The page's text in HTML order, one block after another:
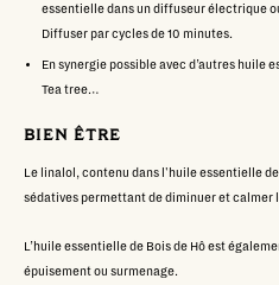
essentielle dans un diffuseur électrique
Diffuser par cycles de 10 minutes.
En synergie possible avec d’autres huile
Tea tree…
BIEN ÊTRE
Le linalol, contenu dans l'huile essentielle
sédatives permettant de diminuer et calmer
L’huile essentielle de Bois de Hô est
épuisement ou surmenage.